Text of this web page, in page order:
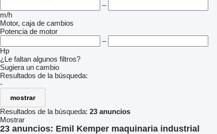
–
m/h
Motor, caja de cambios
Potencia de motor
–
Hp
¿Le faltan algunos filtros?
Sugiera un cambio
Resultados de la búsqueda:
-
mostrar
Resultados de la búsqueda: 23 anuncios
Mostrar
23 anuncios: Emil Kemper maquinaria industrial